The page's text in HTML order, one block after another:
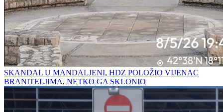
SKANDAL U MANDALJENI, HDZ POLOŽIO VIJENAC
BRANITELJIMA, NETKO GA SKLONIO